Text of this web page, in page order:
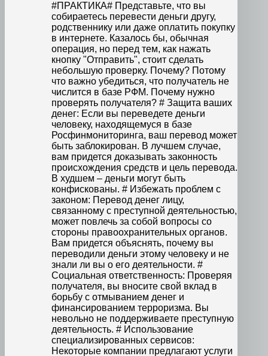
#ПРАКТИКА# Представьте, что вы
собираетесь перевести деньги другу,
родственнику или даже оплатить покупку
в интернете. Казалось бы, обычная
операция, но перед тем, как нажать
кнопку "Отправить", стоит сделать
небольшую проверку. Почему? Потому
что важно убедиться, что получатель не
числится в базе РФМ. Почему нужно
проверять получателя? # Защита ваших
денег: Если вы переведете деньги
человеку, находящемуся в базе
Росфинмониторинга, ваш перевод может
быть заблокирован. В лучшем случае,
вам придется доказывать законность
происхождения средств и цель перевода.
В худшем – деньги могут быть
конфискованы. # Избежать проблем с
законом: Перевод денег лицу,
связанному с преступной деятельностью,
может повлечь за собой вопросы со
стороны правоохранительных органов.
Вам придется объяснять, почему вы
переводили деньги этому человеку и не
знали ли вы о его деятельности. #
Социальная ответственность: Проверяя
получателя, вы вносите свой вклад в
борьбу с отмыванием денег и
финансированием терроризма. Вы
невольно не поддерживаете преступную
деятельность. # Использование
специализированных сервисов:
Некоторые компании предлагают услуги